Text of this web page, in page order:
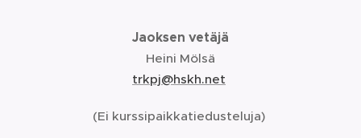
Jaoksen vetäjä
Heini Mölsä
trkpj@hskh.net
(Ei kurssipaikkatiedusteluja)